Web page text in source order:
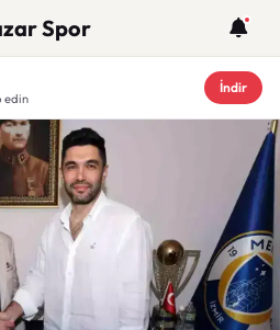
Spor
edin
İndir